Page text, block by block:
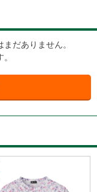
だありません。